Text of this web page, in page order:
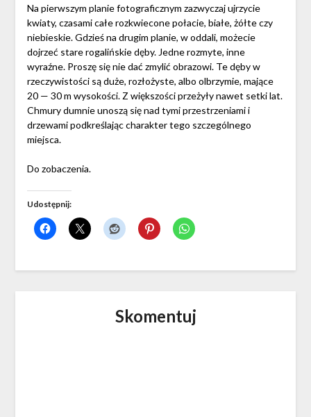
Na pierwszym planie fotograficznym zazwyczaj ujrzycie
kwiaty, czasami całe rozkwiecone połacie, białe, żółte czy
niebieskie. Gdzieś na drugim planie, w oddali, możecie
dojrzeć stare rogalińskie dęby. Jedne rozmyte, inne
wyraźne. Proszę się nie dać zmylić obrazowi. Te dęby w
rzeczywistości są duże, rozłożyste, albo olbrzymie, mające
20 — 30 m wysokości. Z większości przeżyły nawet setki lat.
Chmury dumnie unoszą się nad tymi przestrzeniami i
drzewami podkreślając charakter tego szczególnego
miejsca.
Do zobaczenia.
Udostępnij:
Skomentuj